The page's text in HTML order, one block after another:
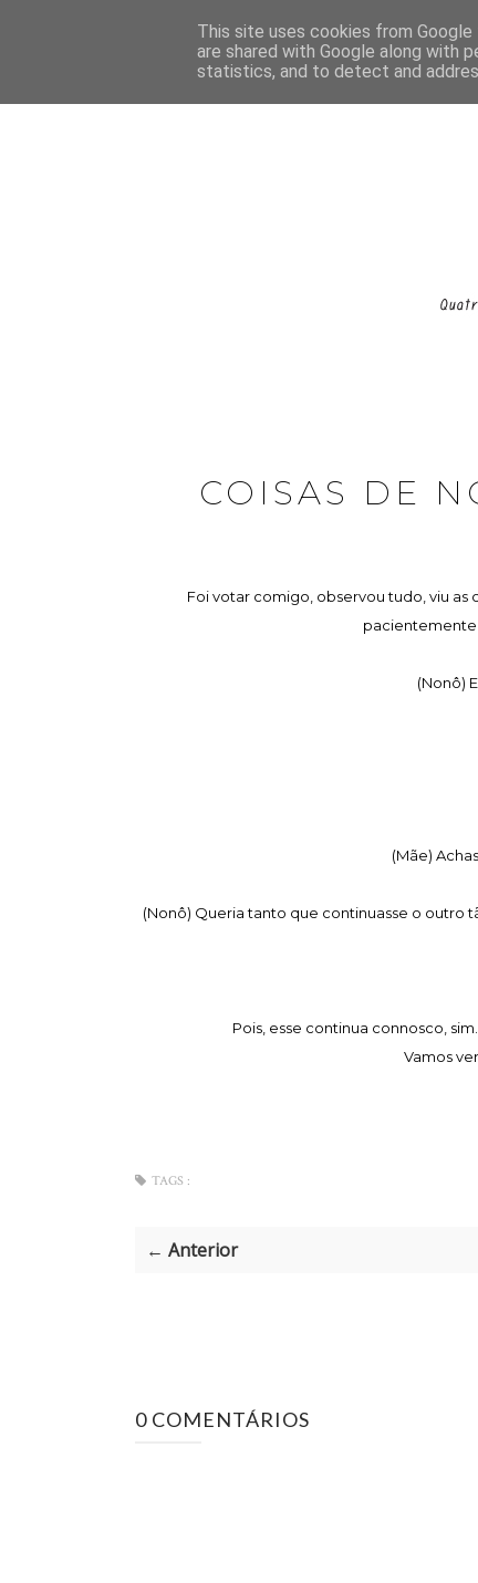
COISAS DE
Foi votar comigo, observou tudo, viu as
pacientemente
(Nonô)
(Mãe)
(Nonô) Queria tanto que continuasse o outro
Pois, esse continua connosco,
Vamos
TAGS :
← Anterior
0 COMENTÁRIOS
This site uses cookies from
are shared with Google along with
statistics, and to detect and